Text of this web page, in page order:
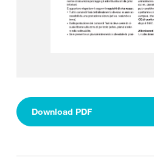
Download PDF